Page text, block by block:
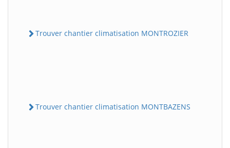
Trouver chantier climatisation MONTROZIER
Trouver chantier climatisation MONTBAZENS